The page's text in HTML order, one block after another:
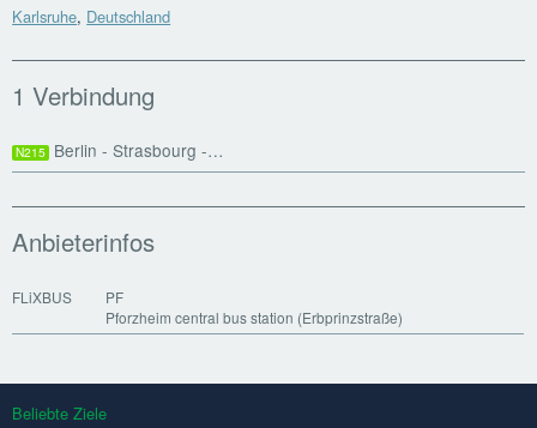
Karlsruhe, Deutschland
1 Verbindung
N215 Berlin - Strasbourg -…
Anbieterinfos
FLiXBUS
PF
Pforzheim central bus station (Erbprinzstraße)
Beliebte Ziele